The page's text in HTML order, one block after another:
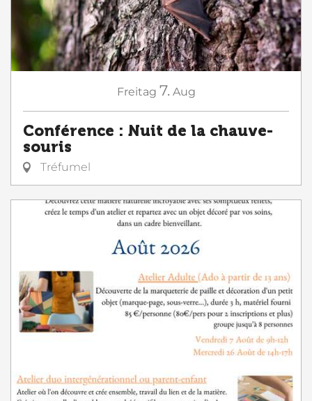
Freitag 7. Aug
Conférence : Nuit de la chauve-
souris
Tréfumel